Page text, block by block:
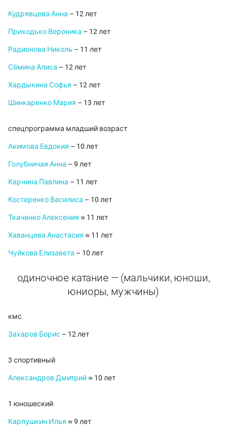
Кудрявцева Анна – 12 лет
Приходько Вероника – 12 лет
Радионова Николь – 11 лет
Сёмина Алиса – 12 лет
Хардыкина Софья – 12 лет
Шинкаренко Мария – 13 лет
спецпрограмма младший возраст
Акимова Евдокия – 10 лет
Голубничая Анна – 9 лет
Карчина Павлина – 11 лет
Костеренко Василиса – 10 лет
Ткаченко Алексения ≈ 11 лет
Хаванцева Анастасия ≈ 11 лет
Чуйкова Елизавета – 10 лет
одиночное катание — (мальчики, юноши,
юниоры, мужчины)
кмс
Захаров Борис – 12 лет
3 спортивный
Александров Дмитрий ≈ 10 лет
1 юношеский
Карпушкин Илья ≈ 9 лет